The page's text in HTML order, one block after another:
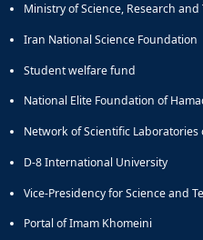
Ministry of Science, Research
Iran National Science Foundation
Student welfare fund
National Elite Foundation of
Network of Scientific Laboratories
D-8 International University
Vice-Presidency for Science and
Portal of Imam Khomeini